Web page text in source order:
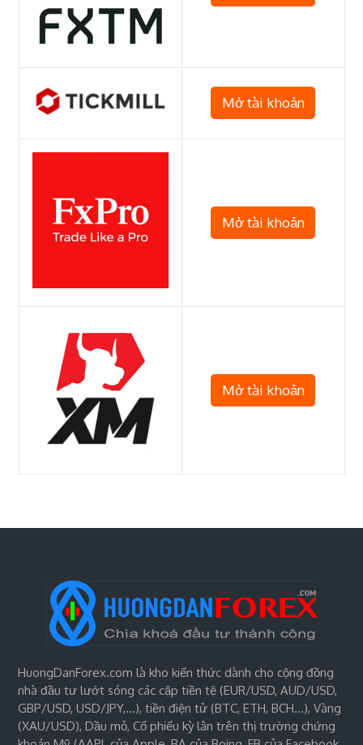
Mở tài khoản
Mở tài khoản
Mở tài khoản
HuongDanForex.com là kho kiến thức dành cho cộng đồng
nhà đầu tư lướt sóng các cặp tiền tệ (EUR/USD, AUD/USD,
GBP/USD, USD/JPY,…), tiền điện tử (BTC, ETH, BCH…), Vàng
(XAU/USD), Dầu mỏ, Cổ phiếu kỳ lân trên thị trường chứng